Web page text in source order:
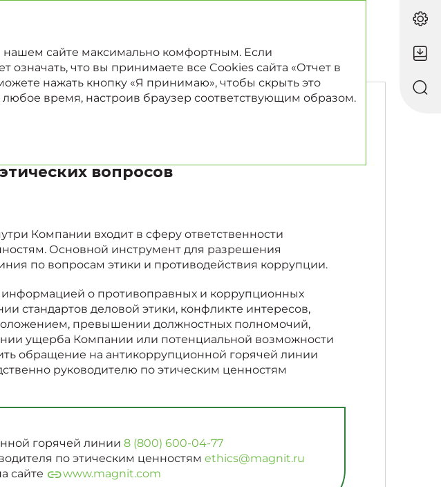
для всех
вопросов
Компании входит в сферу ответственности
Основной инструмент для разрешения
по вопросам этики и противодействия коррупции.
о противоправных и коррупционных
стандартов деловой этики, конфликте интересов,
превышении должностных полномочий,
ущерба Компании или потенциальной возможности
обращение на антикоррупционной горячей линии
руководителю по этическим ценностям
горячей линии 8 (800) 600-04-77
по этическим ценностям ethics@magnit.ru
сайте
www.magnit.com
нашем сайте максимально комфортным. Если
что вы принимаете все Cookies сайта «Отчет в
нажать кнопку «Я принимаю», чтобы скрыть это
время, настроив браузер соответствующим образом.